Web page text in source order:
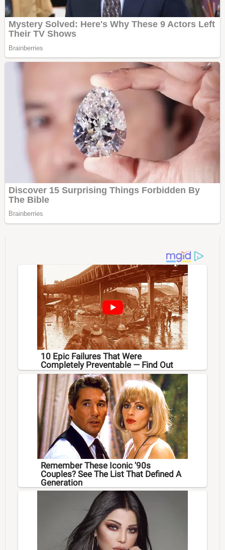
10 Epic Failures That Were
Completely Preventable — Find Out
Remember These Iconic '90s
Couples? See The List That Defined A
Generation